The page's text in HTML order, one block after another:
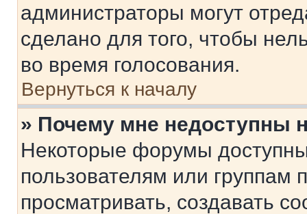
администраторы могут
сделано для того, чтобы
во время голосования.
Вернуться к началу
» Почему мне недоступны
Некоторые форумы
пользователям или группам
просматривать, создавать